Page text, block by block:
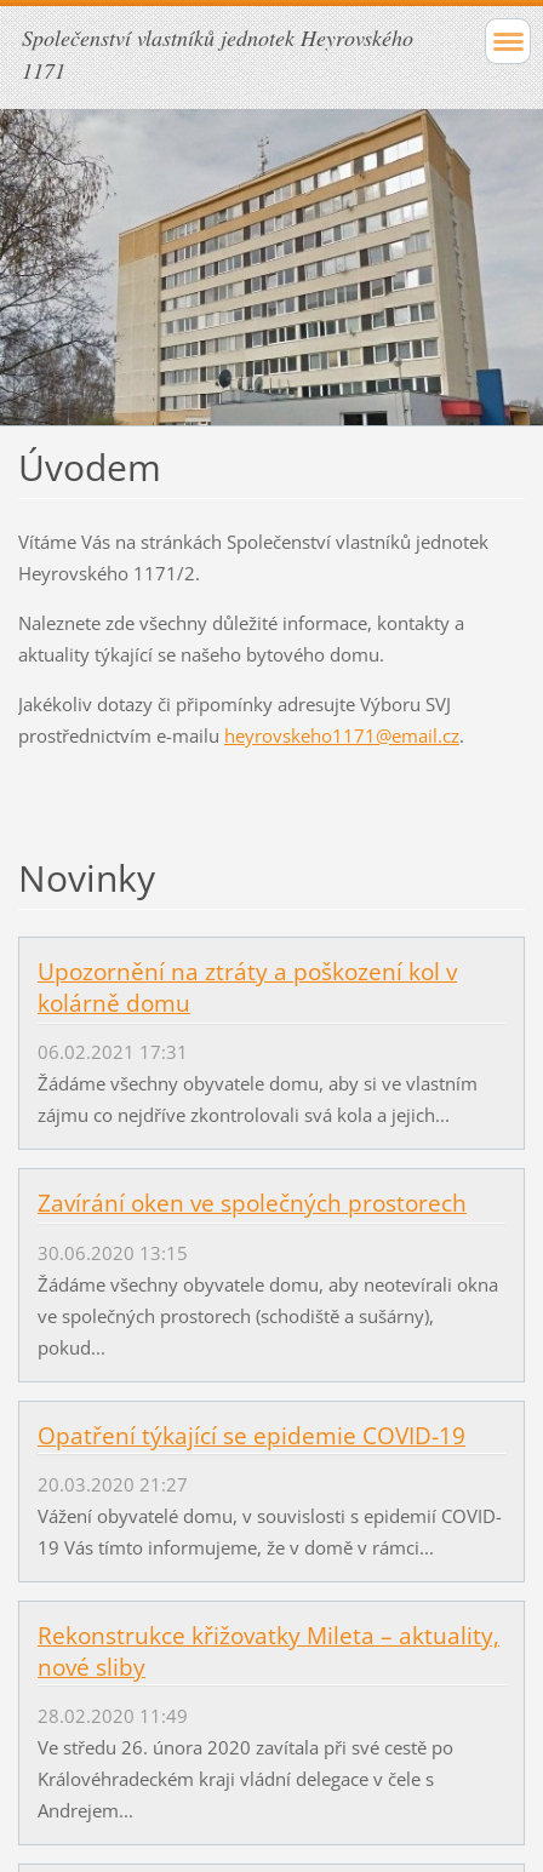
Společenství vlastníků jednotek Heyrovského
1171
Úvodem
Vítáme Vás na stránkách Společenství vlastníků jednotek
Heyrovského 1171/2.
Naleznete zde všechny důležité informace, kontakty a
aktuality týkající se našeho bytového domu.
Jakékoliv dotazy či připomínky adresujte Výboru SVJ
prostřednictvím e-mailu heyrovskeho1171@email.cz.
Novinky
Upozornění na ztráty a poškození kol v
kolárně domu
06.02.2021 17:31
Žádáme všechny obyvatele domu, aby si ve vlastním
zájmu co nejdříve zkontrolovali svá kola a jejich...
Zavírání oken ve společných prostorech
30.06.2020 13:15
Žádáme všechny obyvatele domu, aby neotevírali okna
ve společných prostorech (schodiště a sušárny),
pokud...
Opatření týkající se epidemie COVID-19
20.03.2020 21:27
Vážení obyvatelé domu, v souvislosti s epidemií COVID-
19 Vás tímto informujeme, že v domě v rámci...
Rekonstrukce křižovatky Mileta – aktuality,
nové sliby
28.02.2020 11:49
Ve středu 26. února 2020 zavítala při své cestě po
Královéhradeckém kraji vládní delegace v čele s
Andrejem...